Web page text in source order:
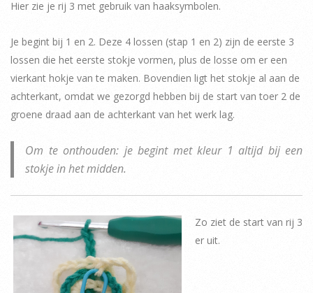
Hier zie je rij 3 met gebruik van haaksymbolen.
Je begint bij 1 en 2. Deze 4 lossen (stap 1 en 2) zijn de eerste 3
lossen die het eerste stokje vormen, plus de losse om er een
vierkant hokje van te maken. Bovendien ligt het stokje al aan de
achterkant, omdat we gezorgd hebben bij de start van toer 2 de
groene draad aan de achterkant van het werk lag.
Om te onthouden: je begint met kleur 1 altijd bij een
stokje in het midden.
Zo ziet de start van rij 3
er uit.